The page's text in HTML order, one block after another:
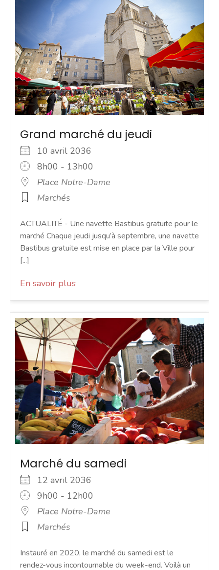
Grand marché du jeudi
10 avril 2036
8h00 - 13h00
Place Notre-Dame
Marchés
ACTUALITÉ - Une navette Bastibus gratuite pour le
marché Chaque jeudi jusqu’à septembre, une navette
Bastibus gratuite est mise en place par la Ville pour
[...]
En savoir plus
Marché du samedi
12 avril 2036
9h00 - 12h00
Place Notre-Dame
Marchés
Instauré en 2020, le marché du samedi est le
rendez-vous incontournable du week-end. Voilà un